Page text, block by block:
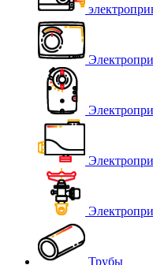
Трубы